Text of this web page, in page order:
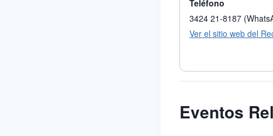
Teléfono
3424 21-8187
Ver el sitio web del
Eventos